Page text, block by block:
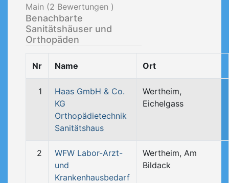
Main (2 Bewertungen )
Benachbarte
Sanitätshäuser und
Orthopäden
Nr Name Ort
1
Haas GmbH & Co.
KG
Orthopädietechnik
Sanitätshaus
Wertheim,
Eichelgass
2
WFW Labor-Arzt-
und
Krankenhausbedarf
Wertheim, Am
Bildack